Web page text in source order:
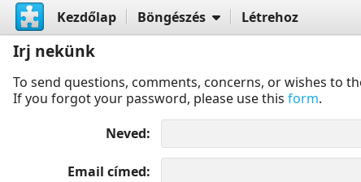
Kezdőlap Böngészés Létrehoz
Irj nekünk
To send questions, comments, concerns, or wishes to
If you forgot your password, please use this form.
Neved
Email címed